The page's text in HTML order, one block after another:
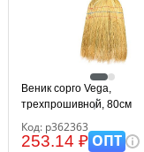
Веник сорго Vega,
трехпрошивной, 80см
Код: р362363
253.14 ₽ОПТ